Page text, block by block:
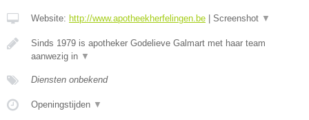
Website: http://www.apotheekherfelingen.be Screenshot ▼
Sinds 1979 is apotheker Godelieve Galmart met haar team
aanwezig in ▼
Diensten onbekend
Openingstijden ▼